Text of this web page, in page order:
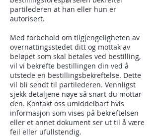
partilederen at han eller hun er
autorisert.
Med forbehold om tilgjengeligheten av
overnattingsstedet ditt og mottak av
beløpet som skal betales ved bestilling,
vil vi bekrefte bestillingen din ved å
utstede en bestillingsbekreftelse. Dette
vil bli sendt til partilederen. Vennligst
sjekk detaljene nøye så snart du mottar
den. Kontakt oss umiddelbart hvis
informasjon som vises på bekreftelsen
eller et annet dokument ser ut til å være
feil eller ufullstendig.